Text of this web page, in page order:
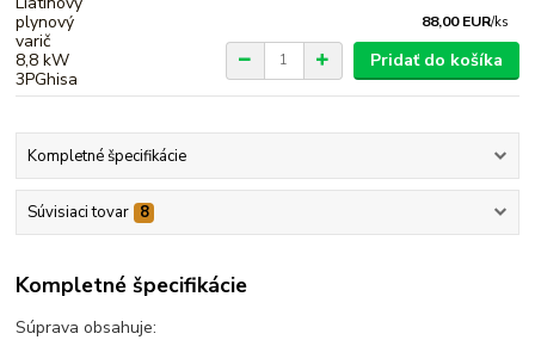
88,00 EUR/ks
Pridať do košíka
Kompletné špecifikácie
Súvisiaci tovar 8
Kompletné špecifikácie
Súprava obsahuje: